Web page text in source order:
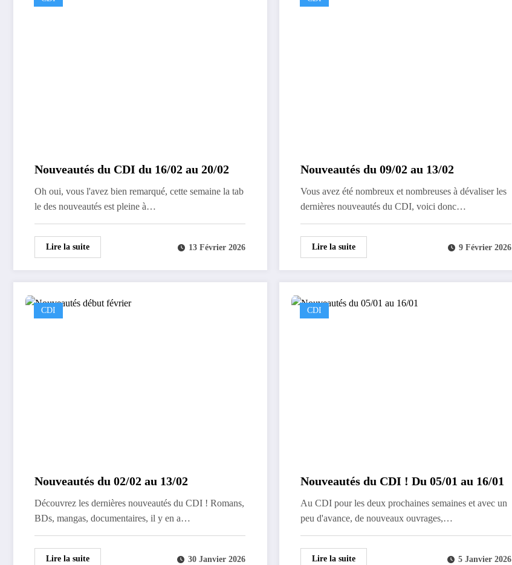
Nouveautés du CDI du 16/02 au 20/02
Oh oui, vous l'avez bien remarqué, cette semaine la tab
le des nouveautés est pleine à…
Lire la suite 13 Février 2026
Nouveautés du 09/02 au 13/02
Vous avez été nombreux et nombreuses à dévaliser les
dernières nouveautés du CDI, voici donc…
Lire la suite 9 Février 2026
CDI
Nouveautés du 02/02 au 13/02
Découvrez les dernières nouveautés du CDI ! Romans,
BDs, mangas, documentaires, il y en a…
Lire la suite 30 Janvier 2026
CDI
Nouveautés du CDI ! Du 05/01 au 16/01
Au CDI pour les deux prochaines semaines et avec un
peu d'avance, de nouveaux ouvrages,…
Lire la suite 5 Janvier 2026